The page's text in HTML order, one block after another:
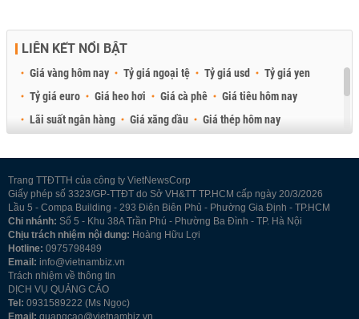
LIÊN KẾT NỔI BẬT
Giá vàng hôm nay Tỷ giá ngoại tệ Tỷ giá usd
Tỷ giá yen
Tỷ giá euro
Giá heo hơi Giá cà phê
Giá tiêu hôm nay
Lãi suất ngân hàng
Giá xăng dầu
Giá thép hôm nay
Trang TTĐTTH của công ty VietNewsCorp
Giấy phép số 3323/GP-TTĐT do Sở VH&TT TP.HCM cấp ngày 20/3/2026
Lầu 5 - Compa Building - 293 Điện Biên Phủ - Phường Gia Định - TP.HCM
Chi nhánh: Số 5 - Khu 38A Trần Phú - Phường Ba Đình - TP. Hà Nội
Chịu trách nhiệm nội dung: Hoàng Hữu Lợi
Hotline: 0975798489
Email: info@vietnambiz.vn
Trách nhiệm về thông tin
DỊCH VỤ QUẢNG CÁO
Tel: 0931589222 (Ms Ngọc)
Email: quangcao@vietnambiz.vn